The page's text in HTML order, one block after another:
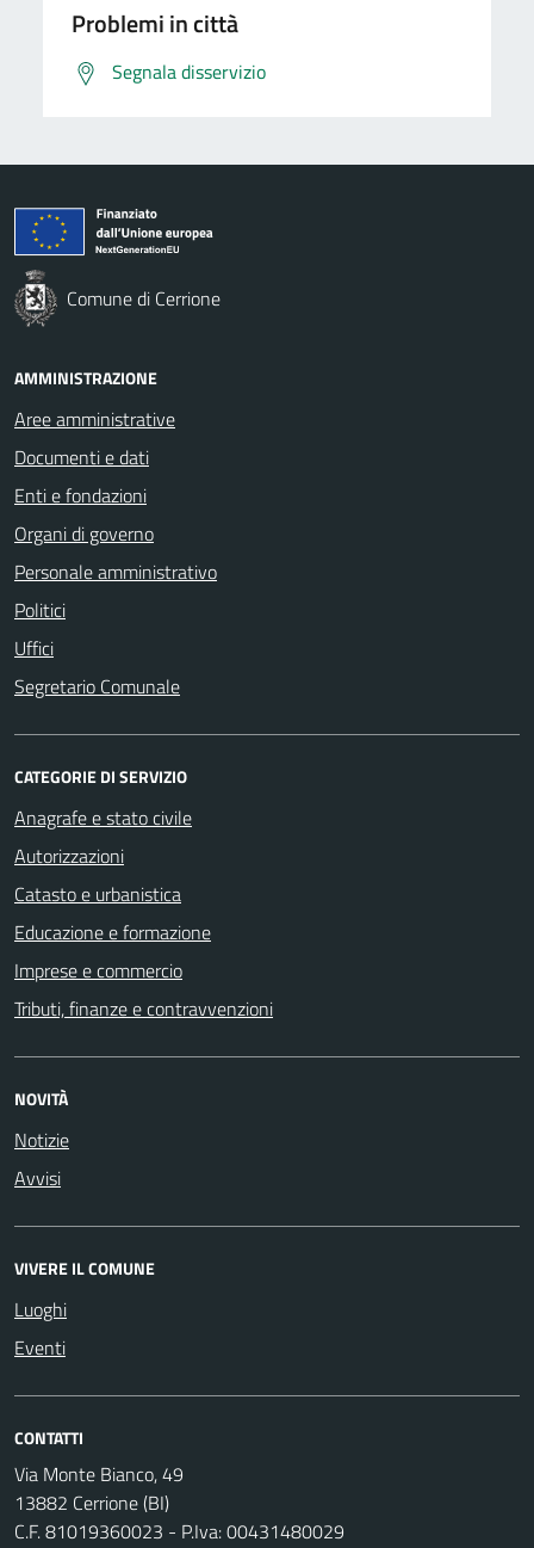
Problemi in città
Segnala disservizio
Comune di Cerrione
AMMINISTRAZIONE
Aree amministrative
Documenti e dati
Enti e fondazioni
Organi di governo
Personale amministrativo
Politici
Uffici
Segretario Comunale
CATEGORIE DI SERVIZIO
Anagrafe e stato civile
Autorizzazioni
Catasto e urbanistica
Educazione e formazione
Imprese e commercio
Tributi, finanze e contravvenzioni
NOVITÀ
Notizie
Avvisi
VIVERE IL COMUNE
Luoghi
Eventi
CONTATTI
Via Monte Bianco, 49
13882 Cerrione (BI)
C.F. 81019360023 - P.Iva: 00431480029